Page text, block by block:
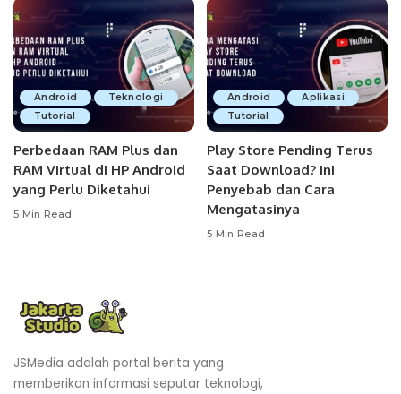
Android
Teknologi
Tutorial
Perbedaan RAM Plus dan
RAM Virtual di HP Android
yang Perlu Diketahui
5 Min Read
Android
Aplikasi
Tutorial
Play Store Pending Terus
Saat Download? Ini
Penyebab dan Cara
Mengatasinya
5 Min Read
JSMedia adalah portal berita yang
memberikan informasi seputar teknologi,